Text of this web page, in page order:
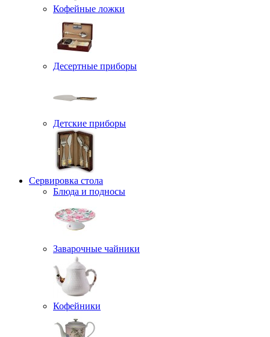
Кофейные ложки
Десертные приборы
Детские приборы
Сервировка стола
Блюда и подносы
Заварочные чайники
Кофейники